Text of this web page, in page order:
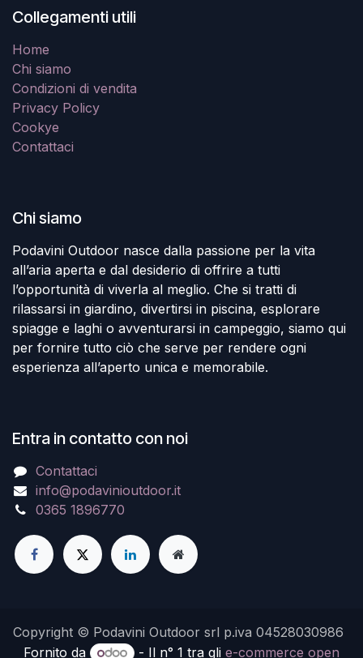
Collegamenti utili
Home
Chi siamo
Condizioni di vendita
Privacy Policy
Cookye
Contattaci
Chi siamo
Podavini Outdoor nasce dalla passione per la vita
all’aria aperta e dal desiderio di offrire a tutti
l’opportunità di viverla al meglio. Che si tratti di
rilassarsi in giardino, divertirsi in piscina, esplorare
spiagge e laghi o avventurarsi in campeggio, siamo qui
per fornire tutto ciò che serve per rendere ogni
esperienza all’aperto unica e memorabile.
Entra in contatto con noi
Contattaci
info@podavinioutdoor.it
0365 1896770
Copyright © Podavini Outdoor srl p.iva 04528030986
Fornito da
- Il n° 1 tra gli e-commerce open